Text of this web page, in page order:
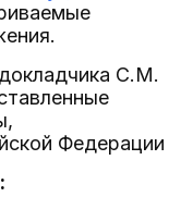
С.М.
Федерации